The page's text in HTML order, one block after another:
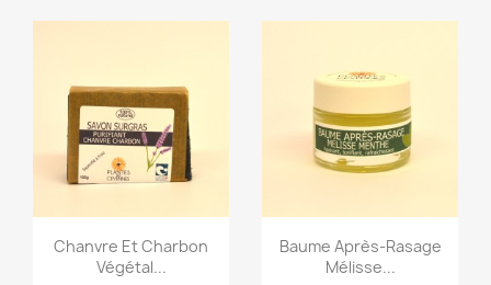
Aperçu rapide
Chanvre Et Charbon
Végétal...
Aperçu rapide
Baume Après-Rasage
Mélisse...